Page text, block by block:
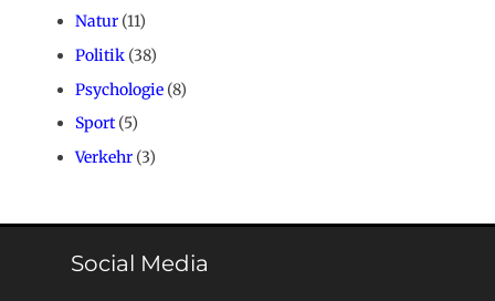
Natur (11)
Politik (38)
Psychologie (8)
Sport(5)
Verkehr (3)
Social Media